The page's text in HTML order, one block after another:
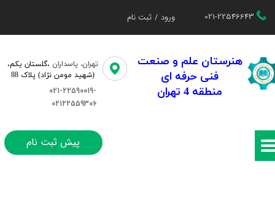
021-22546643 ورود / ثبت نام
تغییر گذر واژه
سفارشات
هنرستان علم و صنعت
فنی حرفه ای
منطقه 4 تهران
تهران، پاسداران ،گلستان یکم،​​
(شهید مومن نژاد) پلاک 88
021-22590019-
02122559306
پیش ثبت نام